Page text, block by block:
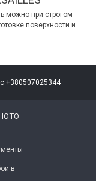
можно при строгом
поверхности и
+380507025344
в